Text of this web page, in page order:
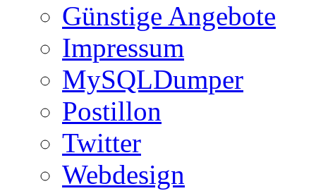
Günstige Angebote
Impressum
MySQLDumper
Postillon
Twitter
Webdesign